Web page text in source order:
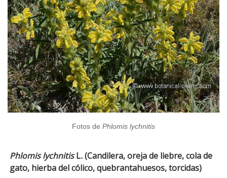
Fotos de Phlomis lychnitis
Phlomis lychnitisL.(Candilera, oreja de liebre, cola de
gato, hierba del cólico, quebrantahuesos, torcidas)